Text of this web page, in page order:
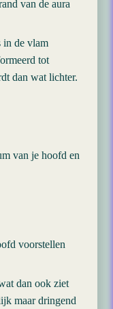
van de aura
in de vlam
tot
dan wat lichter.
van je hoofd en
voorstellen
dan ook ziet
maar dringend